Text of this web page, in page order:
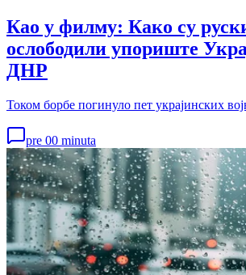
Као у филму: Како су
ослободили упориште
ДНР
Током борбе погинуло пет украјинских
pre 00 minuta